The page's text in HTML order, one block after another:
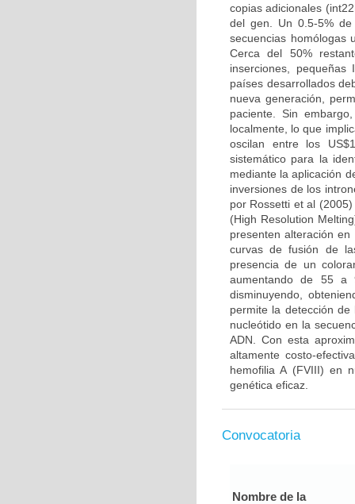
copias adicionales
del gen. Un 0.5-5%
secuencias homólogas
Cerca del 50%
inserciones,
países desarrollados
nueva generación,
paciente. Sin
localmente, lo que
oscilan entre los
sistemático para la
mediante la aplicación
inversiones de los
por Rossetti et al
(High Resolution
presenten alteración
curvas de fusión de
presencia de un
aumentando de 55 a
disminuyendo,
permite la detección
nucleótido en la
ADN. Con esta
altamente costo-
hemofilia A (FVIII) en
genética eficaz.
Convocatoria
Nombre de la